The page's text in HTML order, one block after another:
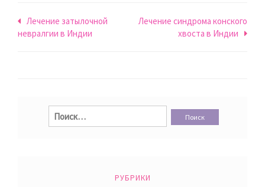
Навигация
по
Лечение затылочной
невралгии в Индии
Лечение синдрома конского
хвоста в Индии
Найти:
РУБРИКИ